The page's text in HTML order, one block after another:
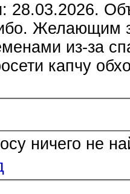
28.03.2026.
Желающим
из-за
капчу
ничего не